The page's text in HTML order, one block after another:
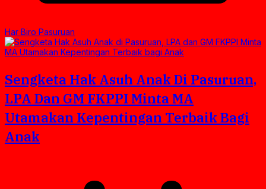
Har Biro Pasuruan
Sengketa Hak Asuh Anak Di Pasuruan,
LPA Dan GM FKPPI Minta MA
Utamakan Kepentingan Terbaik Bagi
Anak